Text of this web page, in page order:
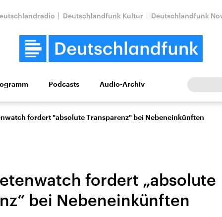
Deutschlandfunk Kultur Deutschlandfunk
Wissen Kultur Europa
Nahostkonflikt
Iran
Podcasts Audio-Archiv
fordert "absolute Transparenz" bei Nebeneinkünften
fordert „absolute
bei Nebeneinkünften